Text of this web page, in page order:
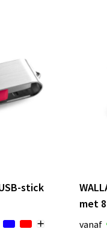
stick
met 8
vanaf